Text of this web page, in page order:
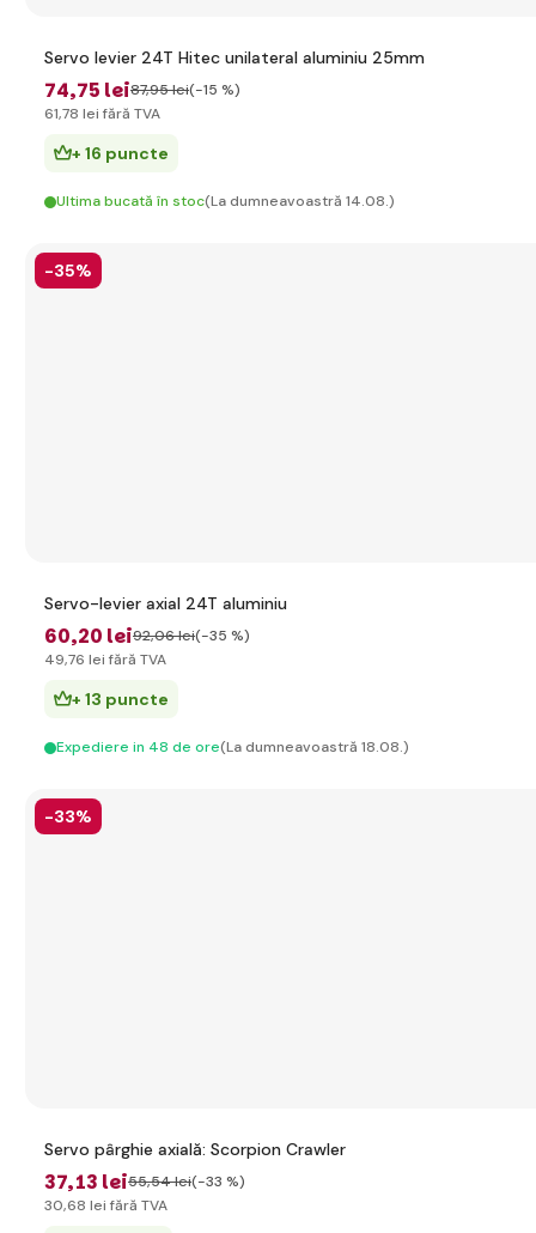
Servo levier 24T Hitec unilateral aluminiu 25mm
74,75 lei87,95 lei(-15 %)
61,78 lei fără TVA
+ 16 puncte
Ultima bucată în stoc(La dumneavoastră 14.08.)
-35%
Servo-levier axial 24T aluminiu
60,20 lei92,06 lei(-35 %)
49,76 lei fără TVA
+ 13 puncte
Expediere in 48 de ore(La dumneavoastră 18.08.)
-33%
Servo pârghie axială: Scorpion Crawler
37,13 lei55,54 lei(-33 %)
30,68 lei fără TVA